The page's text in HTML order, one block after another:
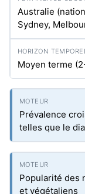
Australie
Sydney,
Moyen terme
Prévalence
telles que le
Popularité des
et végétaliens